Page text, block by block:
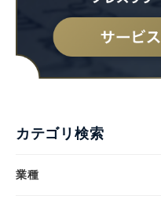
カテゴリ検索
業種